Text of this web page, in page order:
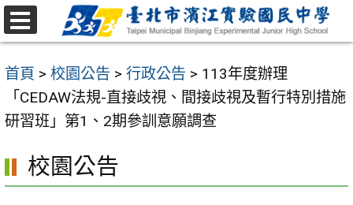
跳
至
要
容
首頁 > 校園公告 > 行政公告 > 113年度辦理
「CEDAW法規-直接歧視、間接歧視及暫行特別措施
研習班」第1、2期參訓意願調查
校園公告
選
單